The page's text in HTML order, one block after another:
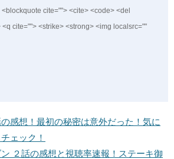
cite=""> <cite> <code> <del
cite=""> <strike> <strong> <img localsrc=""
感想！最初の秘密は意外だった！気に
ェック！
２話の感想と視聴率速報！ステーキ御